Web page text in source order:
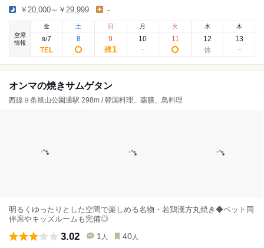
￥20,000～￥29,999 -
空席
情報
金
8/7
土
8
日
9
残1
月
10
火
11
水
12
木
13
オンマの焼きサムゲタン
西線９条旭山公園通駅 298m / 韓国料理、薬膳、鳥料理
明るくゆったりとした空間で楽しめる名物・若鶏漢方丸焼き◆ペット同
伴席やキッズルームも完備◎
3.02 1 人 40 人